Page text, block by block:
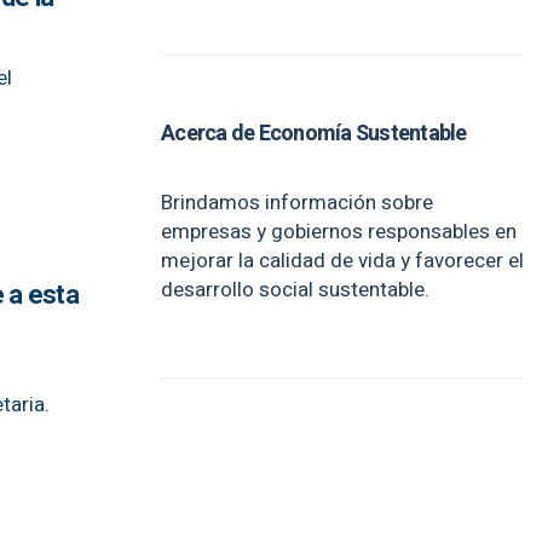
a esta
Acerca de Economía Sustentable
Brindamos información sobre
empresas y gobiernos responsables en
mejorar la calidad de vida y favorecer el
desarrollo social sustentable.